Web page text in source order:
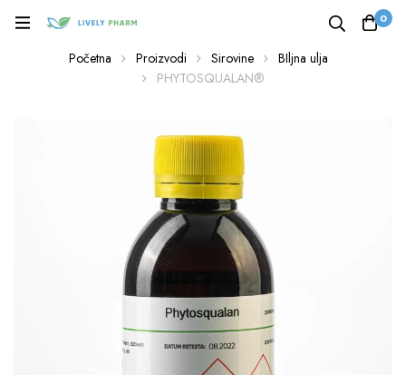
0
Početna Proizvodi Sirovine
BIljna ulja
PHYTOSQUALAN®